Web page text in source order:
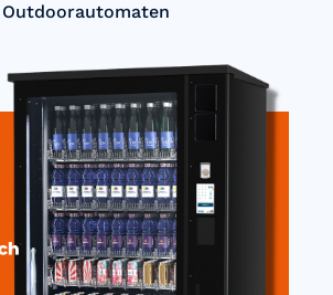
Outdoorautomaten